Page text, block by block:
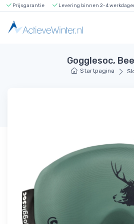
Prijsgarantie Levering binnen 2-4
Gogglesoc,
Startpagina